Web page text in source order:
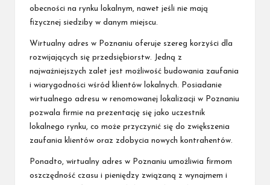
obecności na rynku lokalnym, nawet jeśli nie mają
fizycznej siedziby w danym miejscu.
Wirtualny adres w Poznaniu oferuje szereg korzyści dla
rozwijających się przedsiębiorstw. Jedną z
najważniejszych zalet jest możliwość budowania zaufania
i wiarygodności wśród klientów lokalnych. Posiadanie
wirtualnego adresu w renomowanej lokalizacji w Poznaniu
pozwala firmie na prezentację się jako uczestnik
lokalnego rynku, co może przyczynić się do zwiększenia
zaufania klientów oraz zdobycia nowych kontrahentów.
Ponadto, wirtualny adres w Poznaniu umożliwia firmom
oszczędność czasu i pieniędzy związaną z wynajmem i